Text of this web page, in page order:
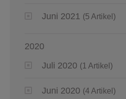
Juni 2021 (5 Artikel)
2020
Juli 2020 (1 Artikel)
Juni 2020 (4 Artikel)